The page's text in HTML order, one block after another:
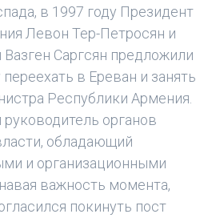
в 1997 году Президент
Левон Тер-Петросян и
Саргсян предложили
в Ереван и занять
Республики Армения.
органов
обладающий
и организационными
важность момента,
покинуть пост